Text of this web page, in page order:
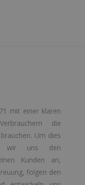
mit einer klaren
die
Um dies
wir uns den
Kunden an,
folgen den